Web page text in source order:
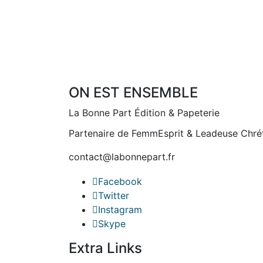
ON EST ENSEMBLE
La Bonne Part Édition & Papeterie
Partenaire de FemmEsprit & Leadeuse
contact@labonnepart.fr
Facebook
Twitter
Instagram
Skype
Extra Links